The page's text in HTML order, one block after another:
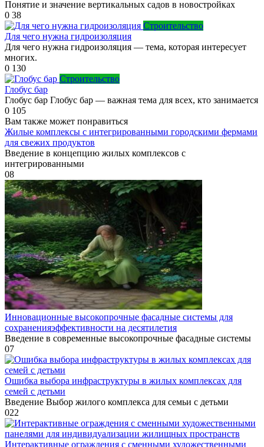
Понятие и значение вертикальных садов в новостройках
0 38
Строительство
Для чего нужна гидроизоляция
Для чего нужна гидроизоляция — тема, которая интересует
многих.
0 130
Строительство
Глобус бар
Глобус бар Глобус бар — важная тема для всех, кто занимается
0 105
Вам также может понравиться
Жилые комплексы с интегрированными городскими фермами
для свежих продуктов
Введение в концепцию жилых комплексов с
интегрированными
08
Инновационные высокопрочные фасадные системы для
сохраненияэффективности на десятилетия
Введение в современные высокопрочные фасадные системы
07
Ошибка выбора инфраструктуры в жилых комплексах для
семей с детьми
Введение Выбор жилого комплекса для семьи с детьми
022
Интерактивные ограждения с сменными художественными